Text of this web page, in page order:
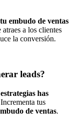
embudo de ventas
a los clientes
la conversión.
leads?
has
Incrementa tus
de ventas.